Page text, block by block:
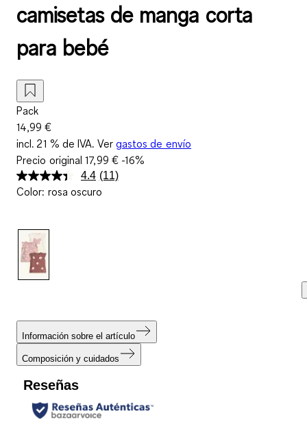
camisetas de manga corta
para bebé
Pack
14,99 €
incl. 21 % de IVA. Ver gastos de envío
Precio original17,99 €-16%
4.4 Lea
11
(11)
Color: rosa oscuro
Información sobre el artículo
Composición y cuidados
Reseñas